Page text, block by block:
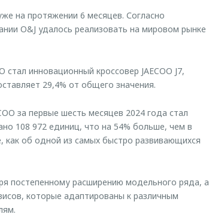
на протяжении 6 месяцев. Согласно
O&J удалось реализовать на мировом рынке
инновационный кроссовер JAECOO J7,
29,4% от общего значения.
за первые шесть месяцев 2024 года стал
108 972 единиц, что на 54% больше, чем в
как об одной из самых быстро развивающихся
постепенному расширению модельного ряда, а
которые адаптированы к различным